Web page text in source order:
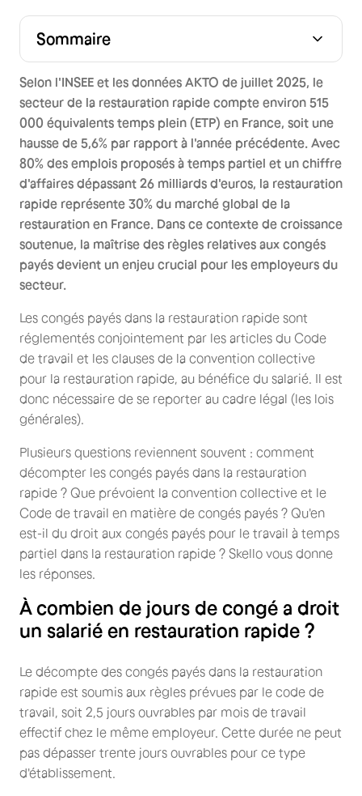
Selon l'INSEE et les données AKTO de juillet 2025, le
secteur de la restauration rapide compte environ 515
000 équivalents temps plein (ETP) en France, soit une
hausse de 5,6% par rapport à l'année précédente. Avec
80% des emplois proposés à temps partiel et un chiffre
d'affaires dépassant 26 milliards d'euros, la restauration
rapide représente 30% du marché global de la
restauration en France. Dans ce contexte de croissance
soutenue, la maîtrise des règles relatives aux congés
payés devient un enjeu crucial pour les employeurs du
secteur.
Les congés payés dans la restauration rapide sont
réglementés conjointement par les articles du Code
de travail et les clauses de la convention collective
pour la restauration rapide, au bénéfice du salarié. Il est
donc nécessaire de se reporter au cadre légal (les lois
générales).
Plusieurs questions reviennent souvent : comment
décompter les congés payés dans la restauration
rapide ? Que prévoient la convention collective et le
Code de travail en matière de congés payés ? Qu'en
est-il du droit aux congés payés pour le travail à temps
partiel dans la restauration rapide ? Skello vous donne
les réponses.
À combien de jours de congé a droit
un salarié en restauration rapide ?
Le décompte des congés payés dans la restauration
rapide est soumis aux règles prévues par le code de
travail, soit 2,5 jours ouvrables par mois de travail
effectif chez le même employeur. Cette durée ne peut
pas dépasser trente jours ouvrables pour ce type
d'établissement.
Sommaire
restauration rapide ?
supplémentaires : quel calcul ?
quelles sont les règles ?
restauration rapide
restauration rapide